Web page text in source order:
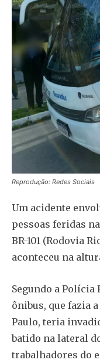
Reprodução: Redes Sociais
Um acidente
pessoas feridas
BR-101 (Rodovia
aconteceu na
Segundo a Polícia
ônibus, que fazia
Paulo, teria
batido na lateral
trabalhadores do